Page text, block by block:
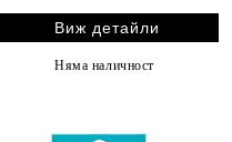
Виж детайли
Няма наличност